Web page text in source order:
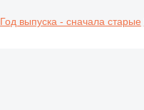
Год выпуска - сначала старые